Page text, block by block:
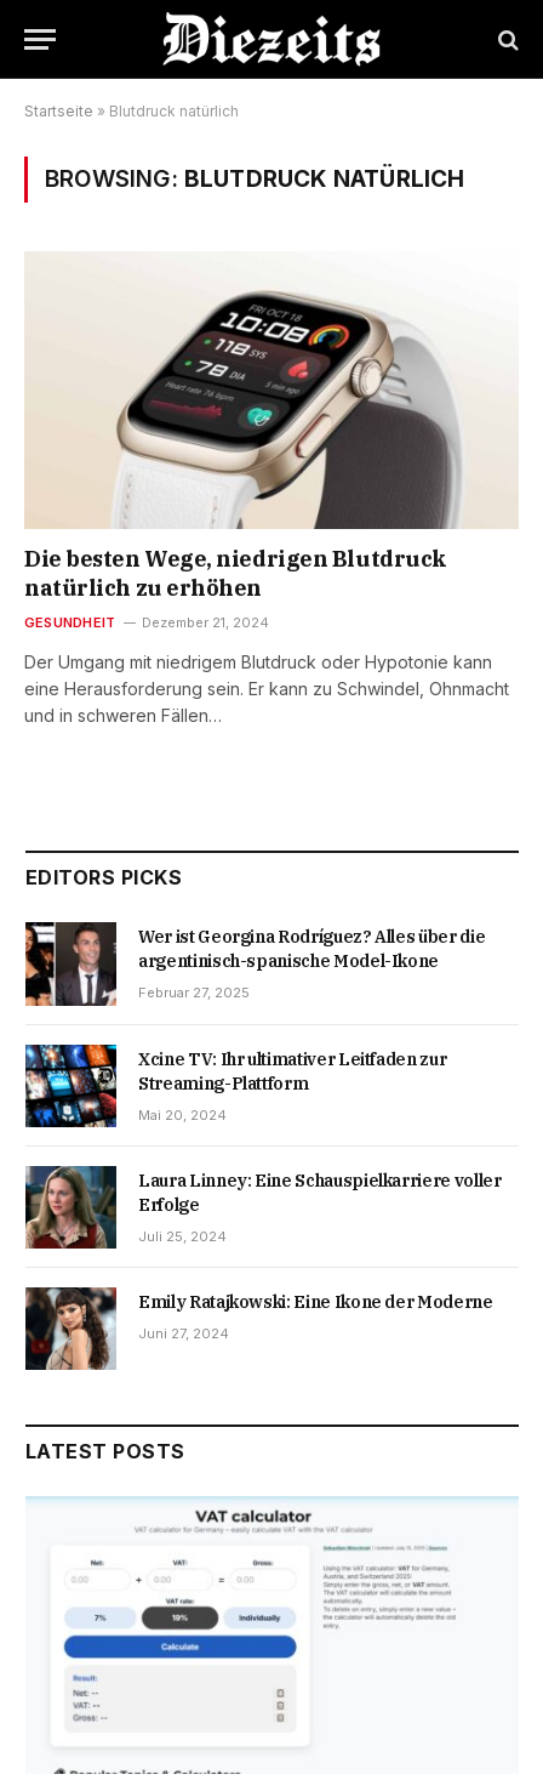
Startseite » Blutdruck natürlich
BROWSING: BLUTDRUCK NATÜRLICH
Die besten Wege, niedrigen Blutdruck
natürlich zu erhöhen
GESUNDHEIT Dezember 21, 2024
Der Umgang mit niedrigem Blutdruck oder Hypotonie kann
eine Herausforderung sein. Er kann zu Schwindel, Ohnmacht
und in schweren Fällen…
EDITORS PICKS
Wer ist Georgina Rodríguez? Alles über die
argentinisch-spanische Model-Ikone
Februar 27, 2025
Xcine TV: Ihr ultimativer Leitfaden zur
Streaming-Plattform
Mai 20, 2024
Laura Linney: Eine Schauspielkarriere voller
Erfolge
Juli 25, 2024
Emily Ratajkowski: Eine Ikone der Moderne
Juni 27, 2024
LATEST POSTS